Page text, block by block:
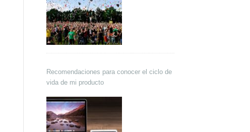
Recomendaciones para conocer el ciclo de
vida de mi producto